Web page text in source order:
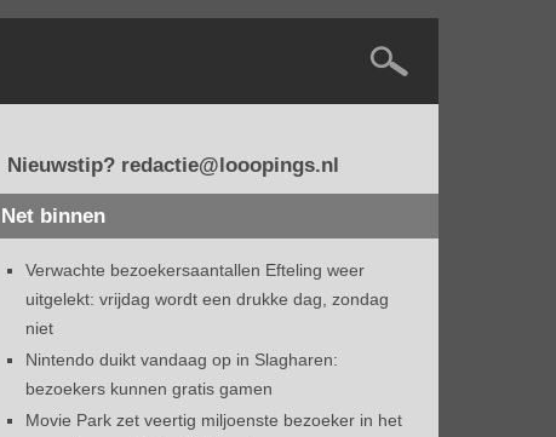
Nieuwstip? redactie@looopings.nl
Net binnen
Verwachte bezoekersaantallen Efteling weer
uitgelekt: vrijdag wordt een drukke dag, zondag
niet
Nintendo duikt vandaag op in Slagharen:
bezoekers kunnen gratis gamen
Movie Park zet veertig miljoenste bezoeker in het